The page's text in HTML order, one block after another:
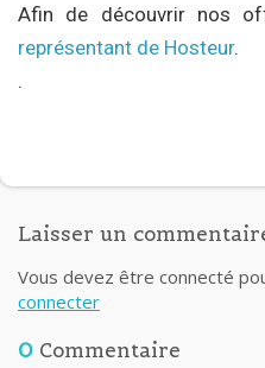
Afin de découvrir nos
représentant de Hosteur.
.
Laisser un
Vous devez être connecté
connecter
0 Commentaire